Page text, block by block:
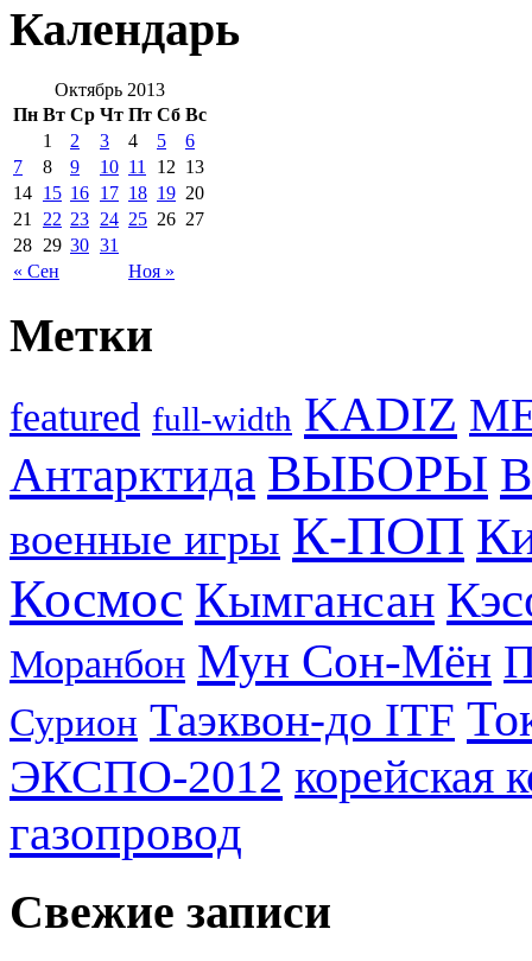
Календарь
Октябрь 2013
Пн Вт Ср Чт Пт Сб Вс
« Сен Ноя »
1 2 3 4 5
6
7
8 9 10 11 12 13
14 15 16 17 18 19 20
21
22 23 24 25 26 27
28 29 30 31
Метки
featured full-width KADIZ
Антарктида ВЫБОРЫ
военные игры К-ПОП
Космос Кымгансан
Моранбон Мун Сон-Мён
Сурион Таэквон-до ITF
ЭКСПО-2012 корейская
газопровод
Свежие записи